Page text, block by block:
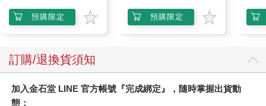
一等、出類拔萃，而其他學生，包括「學霸」則要在學習上孜孜
不倦。成為學神並不等於成為校園裡最受歡迎的學生，也不等於
關。成為學神表示學生在學校裡位於崇高的地位，同儕認為他天
生就是那麼優秀。在日常的互動中，學神是同儕的焦點，享受老
階級複製的過程。因為「學神」的定義是（不費吹灰之力）名列
預購限定 預購限定
訂購/退換貨須知
加入金石堂 LINE 官方帳號『完成綁定』，隨時掌握出貨動
態：